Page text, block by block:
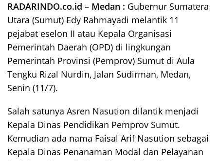
RADARINDO.co.id – Medan : Gubernur Sumatera
Utara (Sumut) Edy Rahmayadi melantik 11
pejabat eselon II atau Kepala Organisasi
Pemerintah Daerah (OPD) di lingkungan
Pemerintah Provinsi (Pemprov) Sumut di Aula
Tengku Rizal Nurdin, Jalan Sudirman, Medan,
Senin (11/7).
Salah satunya Asren Nasution dilantik menjadi
Kepala Dinas Pendidikan Pemprov Sumut.
Kemudian ada nama Faisal Arif Nasution sebagai
Kepala Dinas Penanaman Modal dan Pelayanan